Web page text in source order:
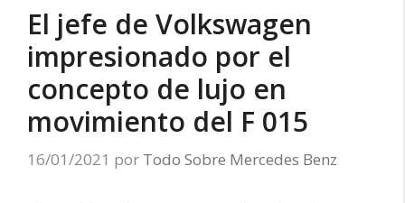
El jefe de Volkswagen
impresionado por el
concepto de lujo en
movimiento del F 015
16/01/2021 por Todo Sobre Mercedes Benz